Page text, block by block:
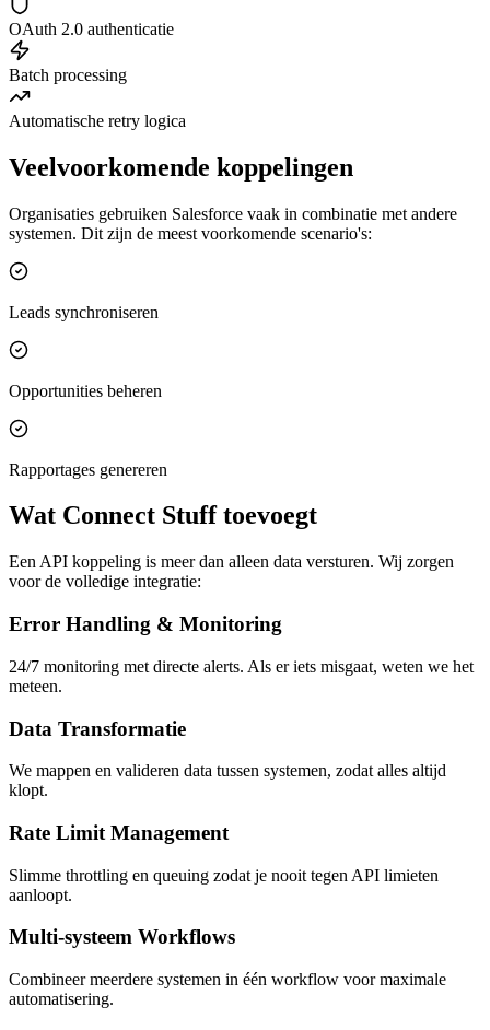
OAuth 2.0 authenticatie
Batch processing
Automatische retry logica
Veelvoorkomende koppelingen
Organisaties gebruiken Salesforce vaak in combinatie met andere
systemen. Dit zijn de meest voorkomende scenario's:
Leads synchroniseren
Opportunities beheren
Rapportages genereren
Wat Connect Stuff toevoegt
Een API koppeling is meer dan alleen data versturen. Wij zorgen
voor de volledige integratie:
Error Handling & Monitoring
24/7 monitoring met directe alerts. Als er iets misgaat, weten we het
meteen.
Data Transformatie
We mappen en valideren data tussen systemen, zodat alles altijd
klopt.
Rate Limit Management
Slimme throttling en queuing zodat je nooit tegen API limieten
aanloopt.
Multi-systeem Workflows
Combineer meerdere systemen in één workflow voor maximale
automatisering.